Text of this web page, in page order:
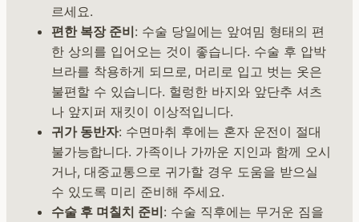
르세요.
편한 복장 준비: 수술 당일에는 앞여밈 형태의 편
한 상의를 입어오는 것이 좋습니다. 수술 후 압박
브라를 착용하게 되므로, 머리로 입고 벗는 옷은
불편할 수 있습니다. 헐렁한 바지와 앞단추 셔츠
나 앞지퍼 재킷이 이상적입니다.
귀가 동반자: 수면마취 후에는 혼자 운전이 절대
불가능합니다. 가족이나 가까운 지인과 함께 오시
거나, 대중교통으로 귀가할 경우 도움을 받으실
수 있도록 미리 준비해 주세요.
수술 후 며칠치 준비: 수술 직후에는 무거운 짐을